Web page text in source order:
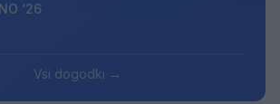
‘26
Vsi dogodki →